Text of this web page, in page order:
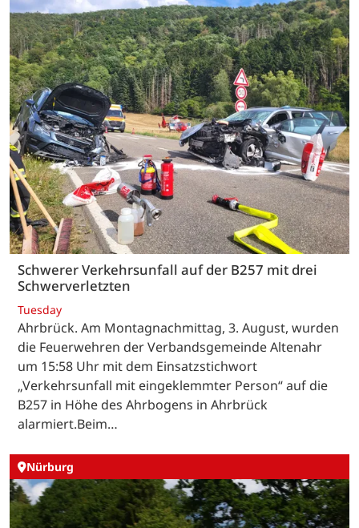
Schwerer Verkehrsunfall auf der B257 mit drei
Schwerverletzten
Tuesday
Ahrbrück. Am Montagnachmittag, 3. August, wurden
die Feuerwehren der Verbandsgemeinde Altenahr
um 15:58 Uhr mit dem Einsatzstichwort
„Verkehrsunfall mit eingeklemmter Person“ auf die
B257 in Höhe des Ahrbogens in Ahrbrück
alarmiert.Beim…
Nürburg